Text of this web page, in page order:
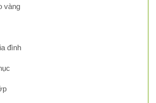
vàng
đình